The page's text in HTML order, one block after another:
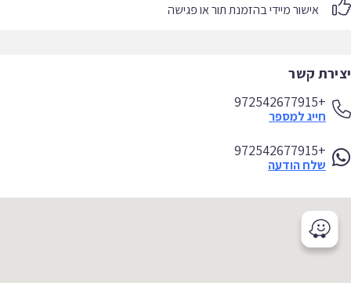
אישור מיידי בהזמנת תור או פגישה
יצירת קשר
+972542677915
חייג למספר
+972542677915
שלח הודעה